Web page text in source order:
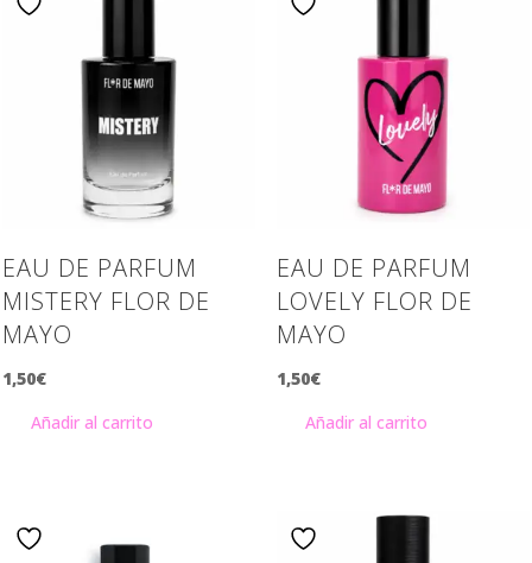
EAU DE PARFUM
MISTERY FLOR DE
MAYO
1,50€
Añadir al carrito
EAU DE PARFUM
LOVELY FLOR DE
MAYO
1,50€
Añadir al carrito